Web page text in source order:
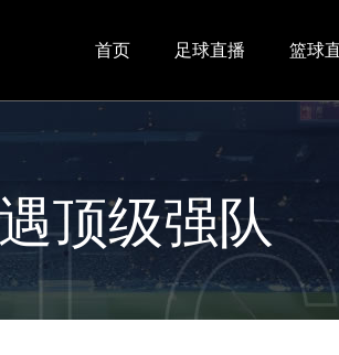
首页 足球直播 篮球
顶级强队